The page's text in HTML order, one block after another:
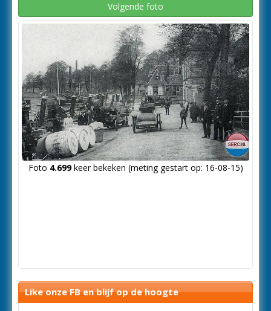
Volgende foto
Foto 4.699keer bekeken (meting gestart op: 16-08-15)
Like onze FB en blijf op de hoogte